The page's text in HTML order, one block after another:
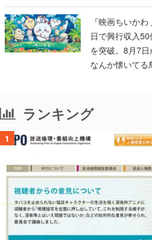
『映画ちいか
日で興行収入
を突破。8月7日
なんか懐いてる
ランキング
1